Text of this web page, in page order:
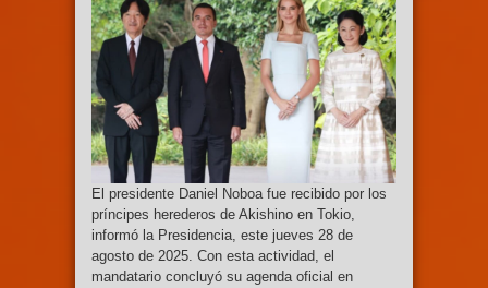
El presidente Daniel Noboa fue recibido por los
príncipes herederos de Akishino en Tokio,
informó la Presidencia, este jueves 28 de
agosto de 2025. Con esta actividad, el
mandatario concluyó su agenda oficial en